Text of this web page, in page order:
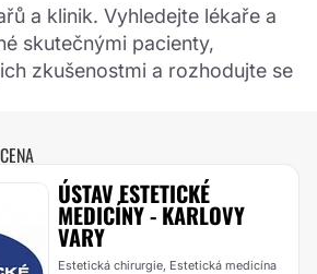
a klinik. Vyhledejte lékaře a
skutečnými pacienty,
zkušenostmi a rozhodujte se
CENA
ÚSTAV ESTETICKÉ
MEDICÍNY - KARLOVY
VARY
Estetická chirurgie, Estetická medicína